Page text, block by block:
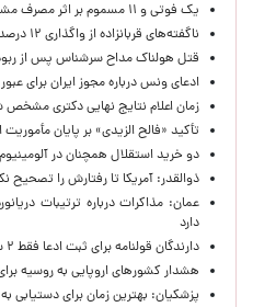
یک فوتی و ۱۱ مسموم بر اثر مصرف مشروبات الکلی در نیشابور
ناگفته‌های قربانزاده از واگذاری ۱۲ درصد هلدینگ خلیج فارس
قتل هولناک مداح سرشناس پس از
ادعای ونس درباره مجوز ایران برای
زمان اعلام نتایج نهایی دکتری
تأکید «فالح الزیدی» بر پایان مأموریت
دو خرید استقلال همچنان در
ذوالقدر: آمریکا تا رفتارش را تصحیح
عمان: مذاکرات درباره ترتیبات
دارد
دارندگان قولنامه برای ثبت ادعا فقط ۲ سال فرصت دارند
هشدار کشورهای اروپایی به روسیه
پزشکیان‌: بهترین زمان برای دستیابی